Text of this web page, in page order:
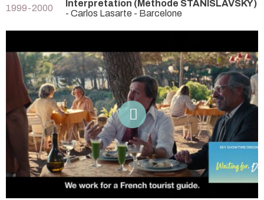
1999-2000
Interpretation (Méthode STANISLAVSKY)
- Carlos Lasarte - Barcelone